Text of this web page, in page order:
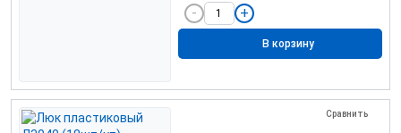
В корзину
Сравнить